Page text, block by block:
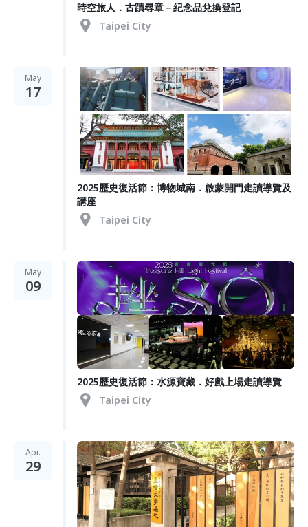
時空旅人．古蹟尋章－紀念品兌換登記
Taipei City
May
17
2025歷史復活節：博物城南．啟蒙開門走讀導覽及
講座
Taipei City
May
09
2025歷史復活節：水源寶藏．好戲上場走讀導覽
Taipei City
Apr.
29